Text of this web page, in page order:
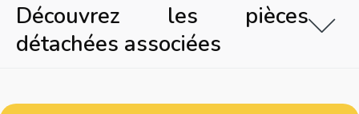
Découvrez les pièces
détachées associées